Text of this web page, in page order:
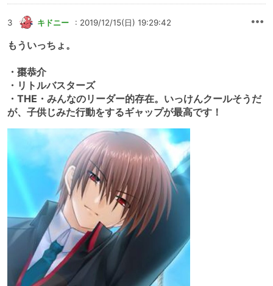
3 キドニー : 2019/12/15(日) 19:29:42
もういっちょ。
・棗恭介
・リトルバスターズ
・THE・みんなのリーダー的存在。いっけんクールそうだ
が、子供じみた行動をするギャップが最高です！